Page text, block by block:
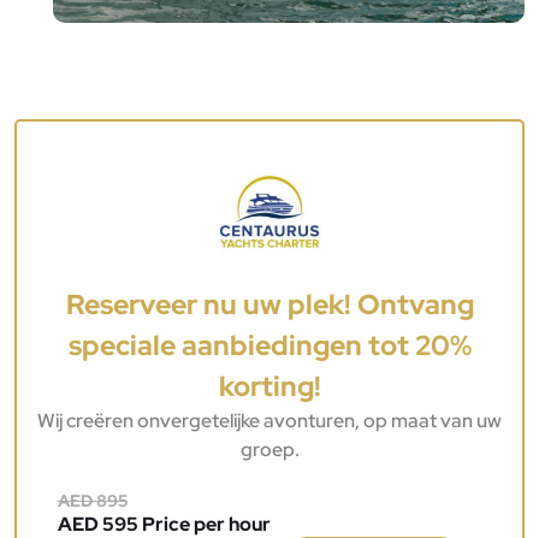
Reserveer nu uw plek! Ontvang
speciale aanbiedingen tot 20%
korting!
Wij creëren onvergetelijke avonturen, op maat van uw
groep.
AED 895
AED 595 Price per hour